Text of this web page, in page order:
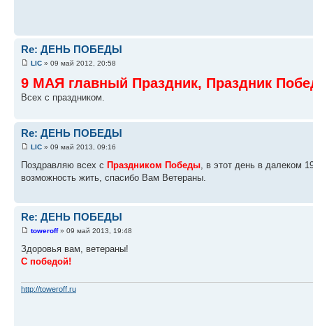
Re: ДЕНЬ ПОБЕДЫ
LIC » 09 май 2012, 20:58
9 МАЯ главный Праздник, Праздник
Всех с праздником.
Re: ДЕНЬ ПОБЕДЫ
LIC » 09 май 2013, 09:16
Поздравляю всех с Праздником Победы , в этот день в далеком
возможность жить, спасибо Вам Ветераны.
Re: ДЕНЬ ПОБЕДЫ
toweroff» 09 май 2013, 19:48
Здоровья вам, ветераны!
С победой!
http://toweroff.ru